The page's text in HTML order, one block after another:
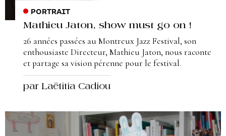
PORTRAIT
Mathieu Jaton, show must go on !
26 années passées au Montreux Jazz Festival, son
enthousiaste Directeur, Mathieu Jaton, nous raconte
et partage sa vision pérenne pour le festival.
par Laëtitia Cadiou